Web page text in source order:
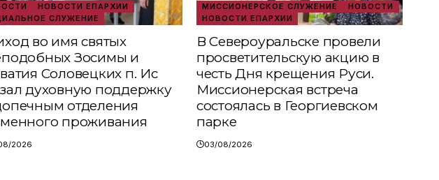
НОВОСТИ ЕПАРХИИ
СЛУЖЕНИЕ
во имя святых
Зосимы и
Соловецких п. Ис
духовную поддержку
отделения
проживания
2026
МИССИОНЕРСКОЕ СЛУЖЕНИЕ
НОВОСТИ
НОВОСТИ ЕПАРХИИ
В Североуральске провели
просветительскую акцию в
честь Дня крещения Руси.
Миссионерская встреча
состоялась в Георгиевском
парке
03/08/2026